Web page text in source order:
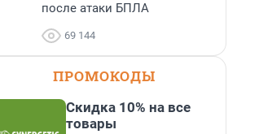
после атаки БПЛА
69 144
ПРОМОКОДЫ
Скидка 10% на все
товары